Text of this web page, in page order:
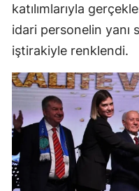
katılımlarıyla
idari personelin yanı
iştirakiyle renklendi.